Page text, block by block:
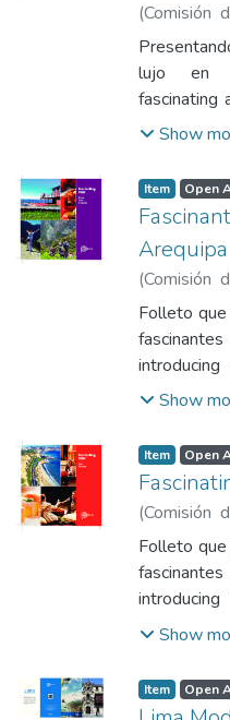
(Comisión
Comisión
lujo en
fascinating
Peru.Show
Item Open
Arequipa
(Comisión
Comisión
Exportación
Folleto
experiences
Show
Item Open
(Comisión
Comisión
Exportación
Folleto
experiences
Show
Item Open